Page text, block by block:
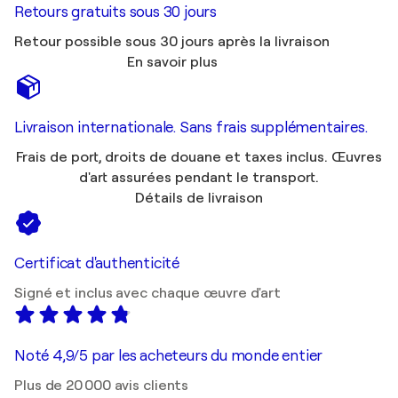
Retours gratuits sous 30 jours
Retour possible sous 30 jours après la livraison
En savoir plus
Livraison internationale. Sans frais supplémentaires.
Frais de port, droits de douane et taxes inclus. Œuvres
d'art assurées pendant le transport.
Détails de livraison
Certificat d'authenticité
Signé et inclus avec chaque œuvre d'art
Noté 4,9/5 par les acheteurs du monde entier
Plus de 20 000 avis clients